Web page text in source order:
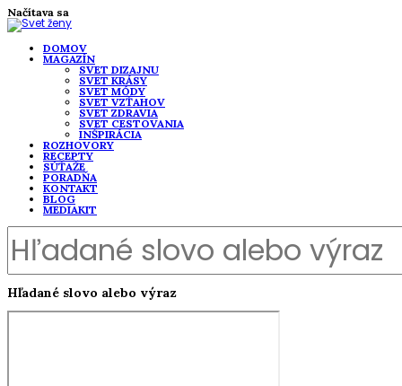
Načítava sa
DOMOV
MAGAZÍN
SVET DIZAJNU
SVET KRÁSY
SVET MÓDY
SVET VZŤAHOV
SVET ZDRAVIA
SVET CESTOVANIA
INŠPIRÁCIA
ROZHOVORY
RECEPTY
SÚŤAŽE
PORADŇA
KONTAKT
BLOG
MEDIAKIT
Hľadané slovo alebo výraz